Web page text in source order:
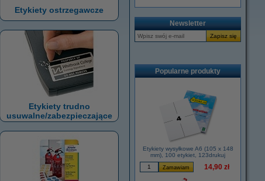
Etykiety ostrzegawcze
Etykiety trudno
usuwalne/zabezpieczające
Newsletter
Popularne produkty
Etykiety wysyłkowe A6 (105 x 148
mm), 100 etykiet, 123drukuj
14,90 zł